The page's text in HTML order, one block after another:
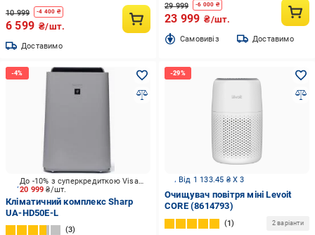
10 999 -4 400 ₴
6 599 ₴/шт.
Доставимо
29 999 -6 000 ₴
23 999 ₴/шт.
Cамовивіз Доставимо
20 999₴/шт.
До -10% з суперкредиткою Visa Вигода
Кліматичний комплекс Sharp
UA-HD50E-L
3
Від 1 133.45 ₴ X 3
Очищувач повітря міні Levoit
CORE (8614793)
1 2 варіанти